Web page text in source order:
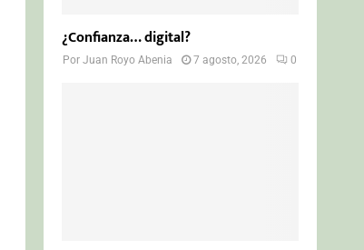
¿Confianza… digital?
PorJuan Royo Abenia 7 agosto, 2026 0